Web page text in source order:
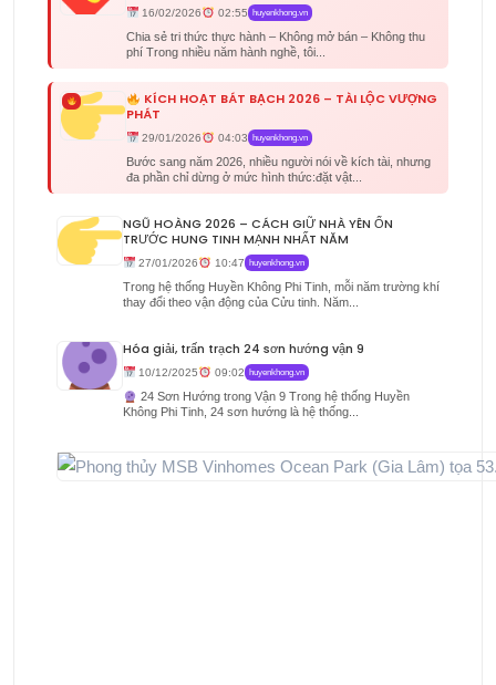
16/02/2026 02:55 huyenkhong.vn
Chia sẻ tri thức thực hành – Không mở bán – Không thu
phí Trong nhiều năm hành nghề, tôi...
KÍCH HOẠT BÁT BẠCH 2026 – TÀI LỘC VƯỢNG
PHÁT
29/01/2026 04:03 huyenkhong.vn
Bước sang năm 2026, nhiều người nói về kích tài, nhưng
đa phần chỉ dừng ở mức hình thức:đặt vật...
NGŨ HOÀNG 2026 – CÁCH GIỮ NHÀ YÊN ỔN
TRƯỚC HUNG TINH MẠNH NHẤT NĂM
27/01/2026 10:47 huyenkhong.vn
Trong hệ thống Huyền Không Phi Tinh, mỗi năm trường khí
thay đổi theo vận động của Cửu tinh. Năm...
Hóa giải, trấn trạch 24 sơn hướng vận 9
10/12/2025 09:02 huyenkhong.vn
24 Sơn Hướng trong Vận 9 Trong hệ thống Huyền
Không Phi Tinh, 24 sơn hướng là hệ thống...